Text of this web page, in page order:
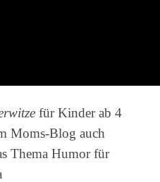
für Kinder ab 4
Moms-Blog auch
Thema Humor für